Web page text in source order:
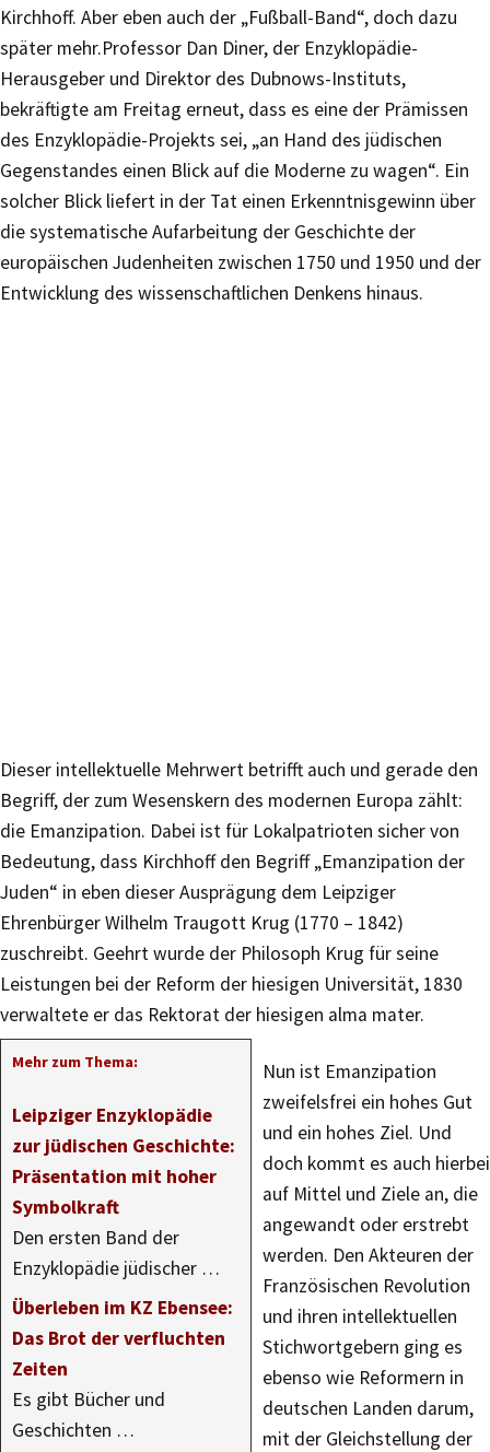
Kirchhoff. Aber eben auch der „Fußball-Band“, doch dazu
später mehr.Professor Dan Diner, der Enzyklopädie-
Herausgeber und Direktor des Dubnows-Instituts,
bekräftigte am Freitag erneut, dass es eine der Prämissen
des Enzyklopädie-Projekts sei, „an Hand des jüdischen
Gegenstandes einen Blick auf die Moderne zu wagen“. Ein
solcher Blick liefert in der Tat einen Erkenntnisgewinn über
die systematische Aufarbeitung der Geschichte der
europäischen Judenheiten zwischen 1750 und 1950 und der
Entwicklung des wissenschaftlichen Denkens hinaus.
Dieser intellektuelle Mehrwert betrifft auch und gerade den
Begriff, der zum Wesenskern des modernen Europa zählt:
die Emanzipation. Dabei ist für Lokalpatrioten sicher von
Bedeutung, dass Kirchhoff den Begriff „Emanzipation der
Juden“ in eben dieser Ausprägung dem Leipziger
Ehrenbürger Wilhelm Traugott Krug (1770 – 1842)
zuschreibt. Geehrt wurde der Philosoph Krug für seine
Leistungen bei der Reform der hiesigen Universität, 1830
verwaltete er das Rektorat der hiesigen alma mater.
Mehr zum Thema:
Leipziger Enzyklopädie
zur jüdischen Geschichte:
Präsentation mit hoher
Symbolkraft
Den ersten Band der
Enzyklopädie jüdischer …
Überleben im KZ Ebensee:
Das Brot der verfluchten
Zeiten
Es gibt Bücher und
Geschichten …
Nun ist Emanzipation
zweifelsfrei ein hohes Gut
und ein hohes Ziel. Und
doch kommt es auch hierbei
auf Mittel und Ziele an, die
angewandt oder erstrebt
werden. Den Akteuren der
Französischen Revolution
und ihren intellektuellen
Stichwortgebern ging es
ebenso wie Reformern in
deutschen Landen darum,
mit der Gleichstellung der